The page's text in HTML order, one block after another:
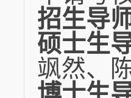
招生导
硕士生
飒然、